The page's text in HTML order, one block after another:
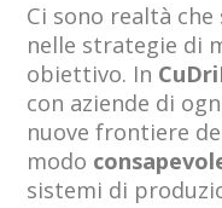
Ci sono realtà
nelle strategie di
obiettivo. In
con aziende di
nuove frontiere
modo
sistemi di